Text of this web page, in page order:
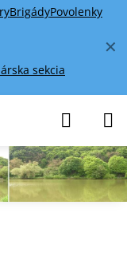
✕
BrigádyPovolenky
sekcia